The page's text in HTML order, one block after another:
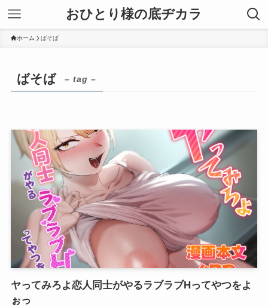
おひとり様の底ヂカラ
ホーム ばそば
ばそば – tag –
ヤってみろよ恋人同士がやるラブラブHってやつをよ
ぉっ